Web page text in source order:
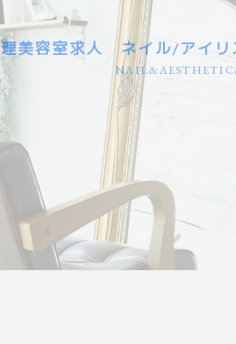
理美容室求人 ネイル/アイリ
東海エリア（大型店） 愛知/三
東海エリア（個人店） 愛知/三
岐阜県エリア（大型店・個人店）
業務委託（東海エリア） 愛知/
カット専門（美容室） 全国エリ
理容室（バーバー） 全国エリア
カラーリスト（専門店） 全国エ
アイリスト（専門店） 全国エリ
ネイリスト（専門店） 全国エリ
エステティシャン（専門店）
関東エリア 群馬/栃木/茨城/埼玉
関西エリア 京都/滋賀/大阪/兵庫
北海道・東北エリア 青森/秋田/
九州・沖縄エリア 福岡/長崎/
信越・北陸エリア 新潟/長野/富
中国・四国エリア 広島/山口/徳